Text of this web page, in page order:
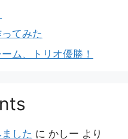
てみた
ム、トリオ優勝！
した に かしー より